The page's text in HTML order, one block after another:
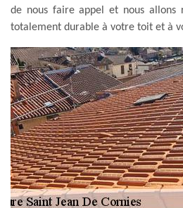
de nous faire appel et nous allons
totalement durable à votre toit et à